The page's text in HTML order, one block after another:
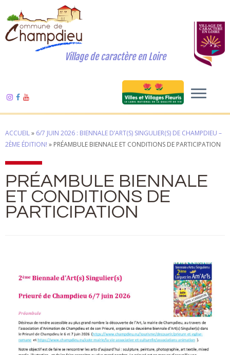
Village de caractère en Loire
ACCUEIL» 6/7 JUIN 2026 : BIENNALE D’ART(S) SINGULIER(S) DE CHAMPDIEU –
2ÈME ÉDITION! » PRÉAMBULE BIENNALE ET CONDITIONS DE PARTICIPATION
PRÉAMBULE BIENNALE
ET CONDITIONS DE
PARTICIPATION